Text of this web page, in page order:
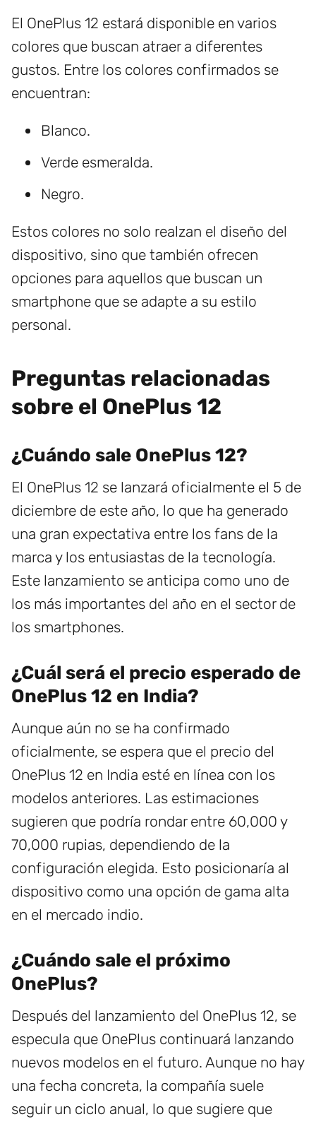
El OnePlus 12 estará disponible en varios
colores que buscan atraer a diferentes
gustos. Entre los colores confirmados se
encuentran:
Blanco.
Verde esmeralda.
Negro.
Estos colores no solo realzan el diseño del
dispositivo, sino que también ofrecen
opciones para aquellos que buscan un
smartphone que se adapte a su estilo
personal.
Preguntas relacionadas
sobre el OnePlus 12
¿Cuándo sale OnePlus 12?
El OnePlus 12 se lanzará oficialmente el 5 de
diciembre de este año, lo que ha generado
una gran expectativa entre los fans de la
marca y los entusiastas de la tecnología.
Este lanzamiento se anticipa como uno de
los más importantes del año en el sector de
los smartphones.
¿Cuál será el precio esperado de
OnePlus 12 en India?
Aunque aún no se ha confirmado
oficialmente, se espera que el precio del
OnePlus 12 en India esté en línea con los
modelos anteriores. Las estimaciones
sugieren que podría rondar entre 60,000 y
70,000 rupias, dependiendo de la
configuración elegida. Esto posicionaría al
dispositivo como una opción de gama alta
en el mercado indio.
¿Cuándo sale el próximo
OnePlus?
Después del lanzamiento del OnePlus 12, se
especula que OnePlus continuará lanzando
nuevos modelos en el futuro. Aunque no hay
una fecha concreta, la compañía suele
seguir un ciclo anual, lo que sugiere que